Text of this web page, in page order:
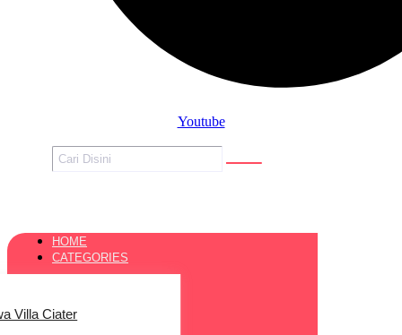
Youtube
HOME
CATEGORIES
Villa Ciater